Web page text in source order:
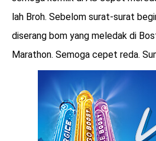
lah Broh. Sebelom surat-surat
diserang bom yang meledak di
Marathon. Semoga cepet reda.